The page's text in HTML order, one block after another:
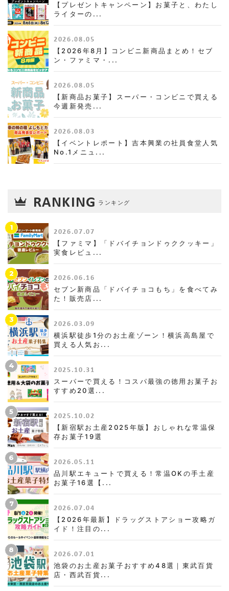
【プレゼントキャンペーン】お菓子と、わたし
ライターの...
2026.08.05
【2026年8月】コンビニ新商品まとめ！セブ
ン・ファミマ・...
2026.08.05
【新商品お菓子】スーパー・コンビニで買える
今週新発売...
2026.08.03
【イベントレポート】吉本興業の社員食堂人気
No.1メニュ...
RANKING ランキング
1 2026.07.07
【ファミマ】「ドバイチョンドゥククッキー」
実食レビュ...
2 2026.06.16
セブン新商品「ドバイチョコもち」を食べてみ
た！販売店...
3 2026.03.09
横浜駅徒歩1分のお土産ゾーン！横浜高島屋で
買える人気お...
4 2025.10.31
スーパーで買える！コスパ最強の徳用お菓子お
すすめ20選...
5 2025.10.02
【新宿駅お土産2025年版】おしゃれな常温保
存お菓子19選
6 2026.05.11
品川駅エキュートで買える！常温OKの手土産
お菓子16選【...
7 2026.07.04
【2026年最新】ドラッグストアショー攻略ガ
イド！注目の...
8 2026.07.01
池袋のお土産お菓子おすすめ48選｜東武百貨
店・西武百貨...